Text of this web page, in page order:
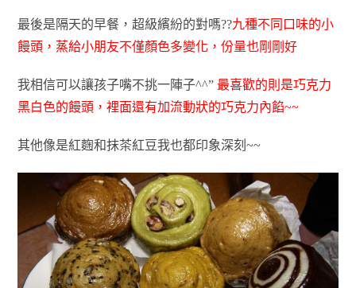
最後是隔天的早餐，超級繽紛的對嗎??九種不同口味的小
饅頭，蒸給小朋友不僅顏色多變化，份量也剛剛好
我相信可以讓孩子嘴不挑一陣子^^” 最喜歡的則是巧克力
黑白色的饅頭，裡面還有加流動狀的巧克力內餡~~
其他像是紅麴和抹茶紅豆我也都印象深刻~~